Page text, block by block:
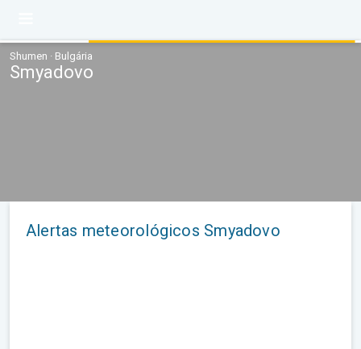
Shumen · Bulgária
Smyadovo
Alertas meteorológicos Smyadovo